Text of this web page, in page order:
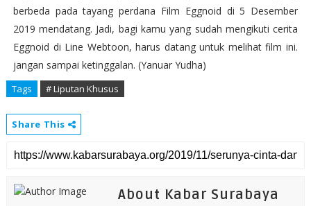
berbeda pada tayang perdana Film Eggnoid di 5 Desember
2019 mendatang. Jadi, bagi kamu yang sudah mengikuti cerita
Eggnoid di Line Webtoon, harus datang untuk melihat film ini.
jangan sampai ketinggalan. (Yanuar Yudha)
Tags # Liputan Khusus
Share This
About Kabar Surabaya